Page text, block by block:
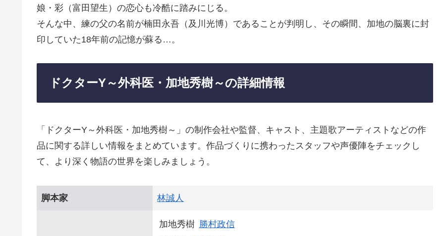
娘・彩（富田望生）の恋心も冷酷に踏みにじる。
そんな中、練の父の名前が楠田永吾（及川光博）であることが判明し、その瞬間、加地の脳裏に封
印していた18年前の記憶が蘇る…。
ドクターY～外科医・加地秀樹～の詳細情報
「ドクターY～外科医・加地秀樹～」の制作会社や監督、キャスト、主題歌アーティストなどの作
品に関する詳しい情報をまとめています。作品づくりに携わったスタッフや声優陣をチェックし
て、より深く物語の世界を楽しみましょう。
脚本家 林誠人
加地秀樹 勝村政信